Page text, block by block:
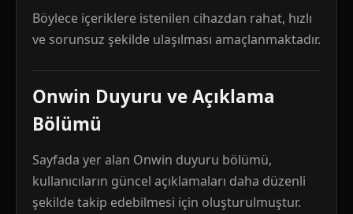
Böylece içeriklere istenilen cihazdan rahat, hızlı
ve sorunsuz şekilde ulaşılması amaçlanmaktadır.
Onwin Duyuru ve Açıklama
Bölümü
Sayfada yer alan Onwin duyuru bölümü,
kullanıcıların güncel açıklamaları daha düzenli
şekilde takip edebilmesi için oluşturulmuştur.